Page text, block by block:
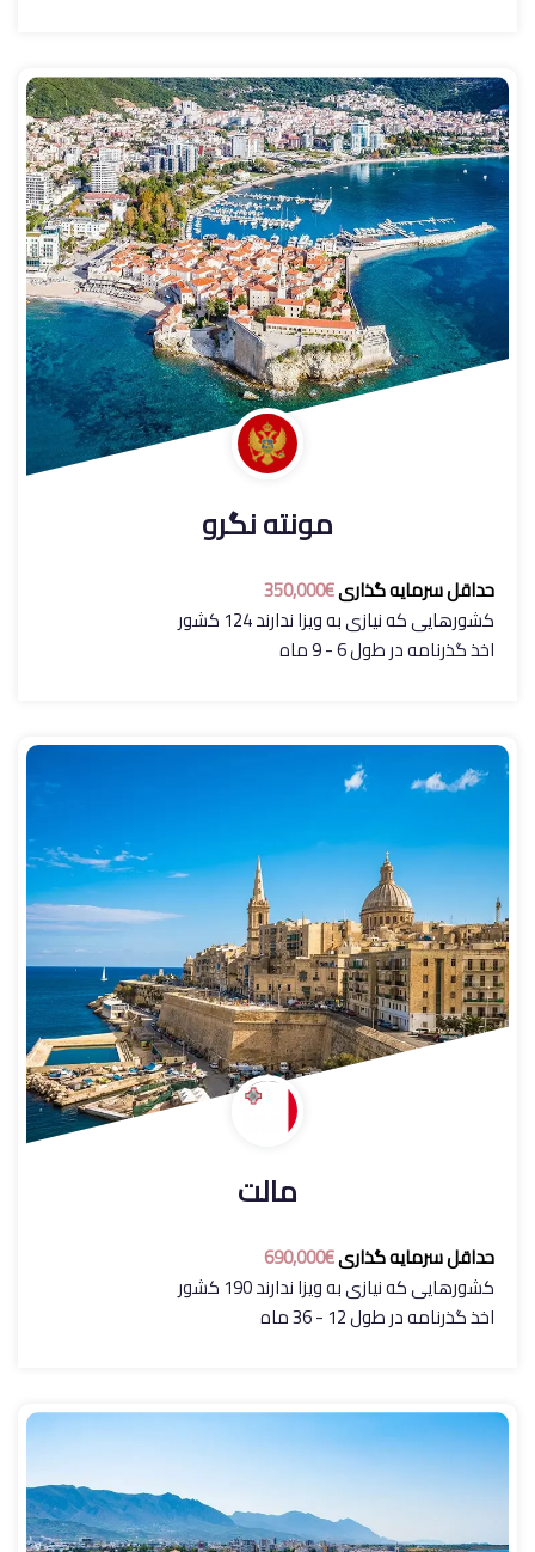
مونته نگرو
حداقل سرمایه گذاری€350,000
کشورهایی که نیازی به ویزا ندارند 124 کشور
اخذ گذرنامه در طول 6 - 9 ماه
مالت
حداقل سرمایه گذاری€690,000
کشورهایی که نیازی به ویزا ندارند 190 کشور
اخذ گذرنامه در طول 12 - 36 ماه